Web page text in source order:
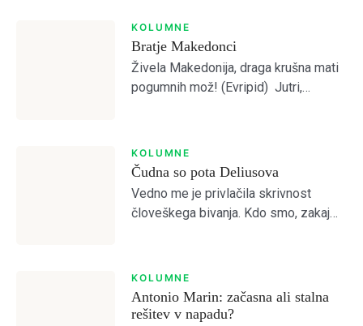
Otvoritvena tekma z Bravom je to […]
KOLUMNE
Bratje Makedonci
Živela Makedonija, draga krušna mati
pogumnih mož! (Evripid) Jutri,
Makedonskega etnografskega
muzeja, ki jih bo moral nekdo plačati.
(Lidija Dimovska) […]
KOLUMNE
Čudna so pota Deliusova
Vedno me je privlačila skrivnost
človeškega bivanja. Kdo smo, zakaj
religioznih in filozofskih šol, da bi
odprl vrata brez vrat. […]
KOLUMNE
Antonio Marin: začasna ali stalna
rešitev v napadu?
Remember Me
Dobrodošli!
NAPREJ PRESKOČITE